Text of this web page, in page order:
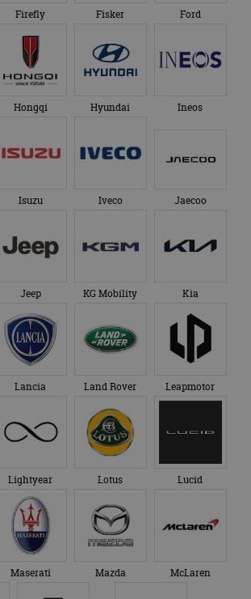
Firefly Fisker Ford
Hongqi Hyundai Ineos
Isuzu Iveco Jaecoo
Jeep KG Mobility Kia
Lancia Land Rover Leapmotor
Lightyear Lotus Lucid
Maserati Mazda McLaren